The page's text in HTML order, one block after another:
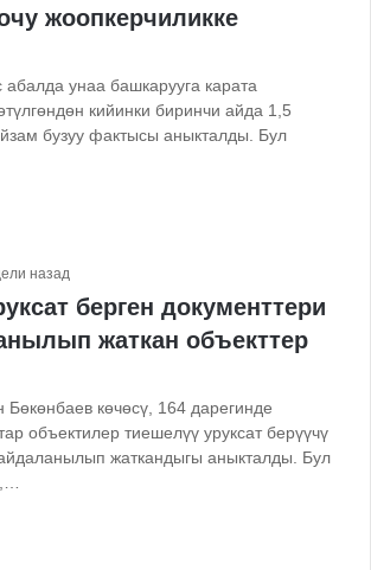
жоопкерчиликке
унаа башкарууга карата
кийинки биринчи айда 1,5
бузуу фактысы аныкталды. Бул
назад
берген документтери
жаткан объекттер
көчөсү, 164 дарегинде
объектилер тиешелүү уруксат берүүчү
жаткандыгы аныкталды. Бул